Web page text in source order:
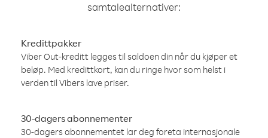
samtalealternativer:
Kredittpakker
Viber Out-kreditt legges til saldoen din når du kjøper et
beløp. Med kredittkort, kan du ringe hvor som helst i
verden til Vibers lave priser.
30-dagers abonnementer
30-dagers abonnementet lar deg foreta internasjonale